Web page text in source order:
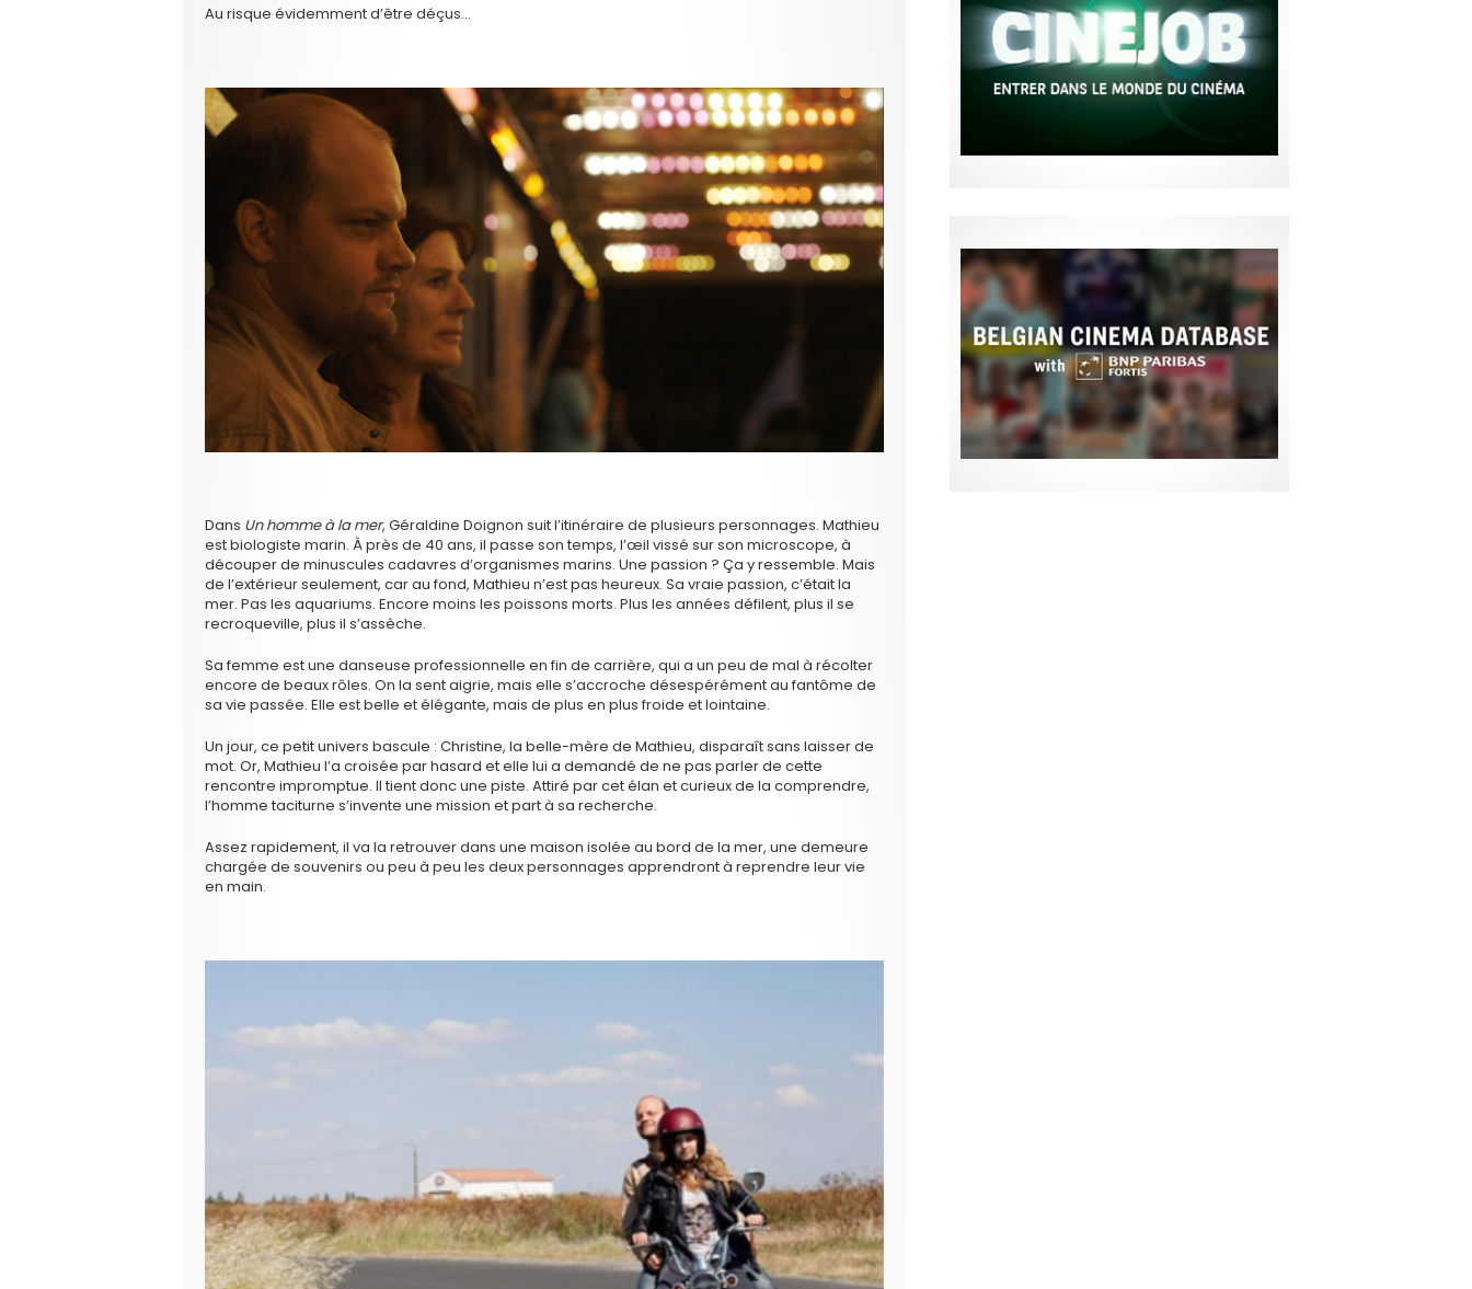
Au risque évidemment d’être déçus…
Dans Un homme à la mer, Géraldine Doignon suit l’itinéraire de plusieurs personnages. Mathieu
est biologiste marin. À près de 40 ans, il passe son temps, l’œil vissé sur son microscope, à
découper de minuscules cadavres d’organismes marins. Une passion ? Ça y ressemble. Mais
de l’extérieur seulement, car au fond, Mathieu n’est pas heureux. Sa vraie passion, c’était la
mer. Pas les aquariums. Encore moins les poissons morts. Plus les années défilent, plus il se
recroqueville, plus il s’assèche.
Sa femme est une danseuse professionnelle en fin de carrière, qui a un peu de mal à récolter
encore de beaux rôles. On la sent aigrie, mais elle s’accroche désespérément au fantôme de
sa vie passée. Elle est belle et élégante, mais de plus en plus froide et lointaine.
Un jour, ce petit univers bascule : Christine, la belle-mère de Mathieu, disparaît sans laisser de
mot. Or, Mathieu l’a croisée par hasard et elle lui a demandé de ne pas parler de cette
rencontre impromptue. Il tient donc une piste. Attiré par cet élan et curieux de la comprendre,
l’homme taciturne s’invente une mission et part à sa recherche.
Assez rapidement, il va la retrouver dans une maison isolée au bord de la mer, une demeure
chargée de souvenirs ou peu à peu les deux personnages apprendront à reprendre leur vie
en main.